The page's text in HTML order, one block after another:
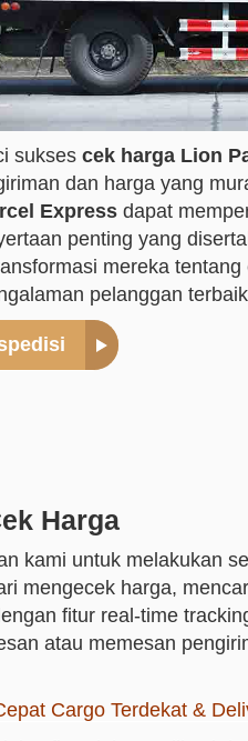
sukses cek harga Lion
dan harga yang
Express dapat
penting yang
mereka
pelanggan
Harga
kami untuk melakukan
mengecek harga,
fitur real-time
atau memesan
Cargo Terdekat &